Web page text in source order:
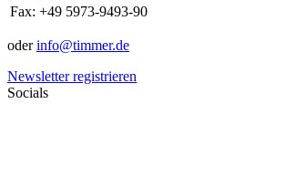
Fax: +49 5973-9493-90
oderinfo@timmer.de
Newsletter registrieren
Socials